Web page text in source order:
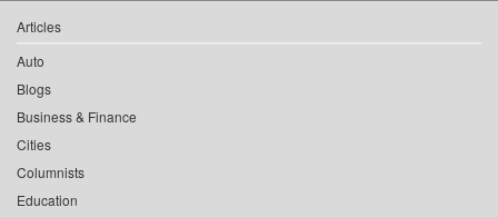
Articles
Auto
Blogs
Business & Finance
Cities
Columnists
Education